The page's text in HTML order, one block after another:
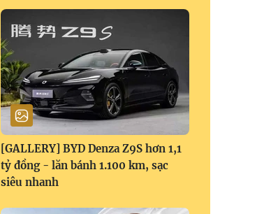
[GALLERY] BYD Denza Z9S hơn 1,1
tỷ đồng - lăn bánh 1.100 km, sạc
siêu nhanh